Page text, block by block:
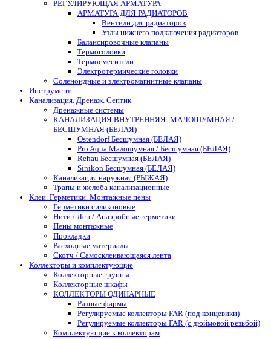
РЕГУЛИРУЮЩАЯ АРМАТУРА
АРМАТУРА ДЛЯ РАДИАТОРОВ
Вентили для радиаторов
Узлы нижнего подключения радиаторов
Балансировочные клапаны
Термоголовки
Термосмесители
Электротермические головки
Соленоидные и электромагнитные клапаны
Инструмент
Канализация. Дренаж. Септик
Дренажные системы
КАНАЛИЗАЦИЯ ВНУТРЕННЯЯ: МАЛОШУМНАЯ /
БЕСШУМНАЯ (БЕЛАЯ)
Ostendorf Бесшумная (БЕЛАЯ)
Pro Aqua Малошумная / Бесшумная (БЕЛАЯ)
Rehau Бесшумная (БЕЛАЯ)
Sinikon Бесшумная (БЕЛАЯ)
Канализация наружная (РЫЖАЯ)
Трапы и желоба канализационные
Клеи. Герметики. Монтажные пены
Герметики силиконовые
Нити / Лен / Анаэробные герметики
Пены монтажные
Прокладки
Расходные материалы
Скотч / Самосклеивающаяся лента
Коллекторы и комплектующие
Коллекторные группы
Коллекторные шкафы
КОЛЛЕКТОРЫ ОДИНАРНЫЕ
Разные фирмы
Регулируемые коллекторы FAR (под концевики)
Регулируемые коллекторы FAR (с дюймовой резьбой)
Комплектующие к коллекторам